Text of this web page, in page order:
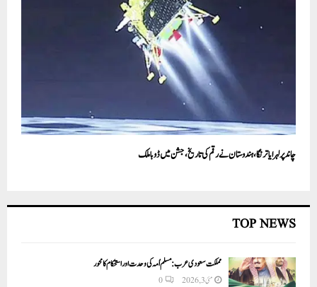
چاندپر لہرایا ترنگا، ہندوستان نے رقم کی تاریخ، جشن میں ڈوبا ملک
TOP NEWS
مملکت سعودی عرب: مسلم اُمہ کی وحدت اور استحکام کا محور
مئی 3, 2026 0